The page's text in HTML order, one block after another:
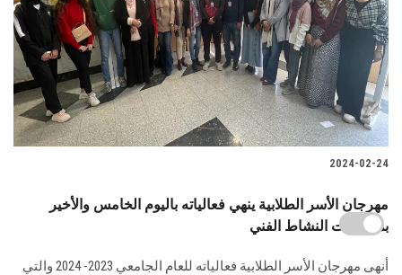
2024-02-24
مهرجان الأسر الطلابية ينهي فعالياته باليوم الخامس والأخير
بمسابقات النشاط الفني
أنهى مهرجان الأسر الطلابية فعالياته للعام الجامعي 2023- 2024 والتي